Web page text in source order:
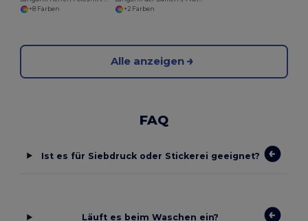
+8 Farben
+2 Farben
Alle anzeigen
FAQ
Ist es für Siebdruck oder Stickerei geeignet?
Läuft es beim Waschen ein?